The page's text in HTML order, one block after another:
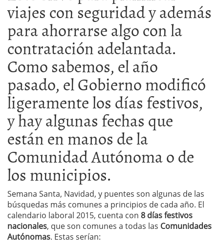
viajes con seguridad y además
para ahorrarse algo con la
contratación adelantada.
Como sabemos, el año
pasado, el Gobierno modificó
ligeramente los días festivos,
y hay algunas fechas que
están en manos de la
Comunidad Autónoma o de
los municipios.
Semana Santa, Navidad, y puentes son algunas de las
búsquedas más comunes a principios de cada año. El
calendario laboral 2015, cuenta con 8 días festivos
nacionales, que son comunes a todas las Comunidades
Autónomas. Estas serían: